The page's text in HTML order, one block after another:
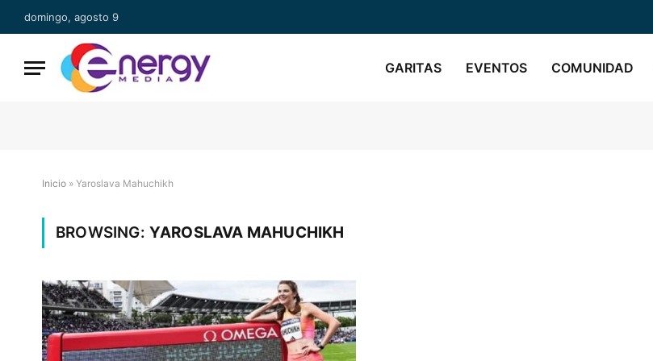
domingo, agosto 9
GARITAS EVENTOS COMUNIDAD
Inicio » Yaroslava Mahuchikh
BROWSING: YAROSLAVA MAHUCHIKH